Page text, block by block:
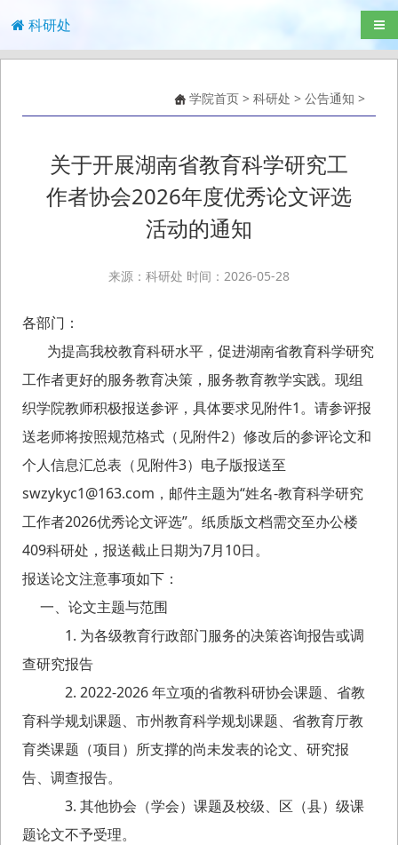
科研处 导
学院首页 > 科研处 > 公告通知 >
关于开展湖南省教育科学研究工
作者协会2026年度优秀论文评选
活动的通知
来源：科研处 时间：2026-05-28
各部门：
为提高我校教育科研水平，促进湖南省教育科学研究
工作者更好的服务教育决策，服务教育教学实践。现组
织学院教师积极报送参评，具体要求见附件1。请参评报
送老师将按照规范格式（见附件2）修改后的参评论文和
个人信息汇总表（见附件3）电子版报送至
swzykyc1@163.com，邮件主题为“姓名-教育科学研究
工作者2026优秀论文评选”。纸质版文档需交至办公楼
409科研处，报送截止日期为7月10日。
报送论文注意事项如下：
一、论文主题与范围
1. 为各级教育行政部门服务的决策咨询报告或调
查研究报告
2. 2022-2026 年立项的省教科研协会课题、省教
育科学规划课题、市州教育科学规划课题、省教育厅教
育类课题（项目）所支撑的尚未发表的论文、研究报
告、调查报告。
3. 其他协会（学会）课题及校级、区（县）级课
题论文不予受理。